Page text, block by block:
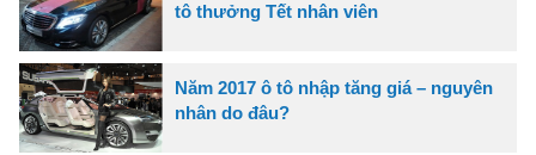
tô thưởng Tết nhân viên
Năm 2017 ô tô nhập tăng giá – nguyên
nhân do đâu?